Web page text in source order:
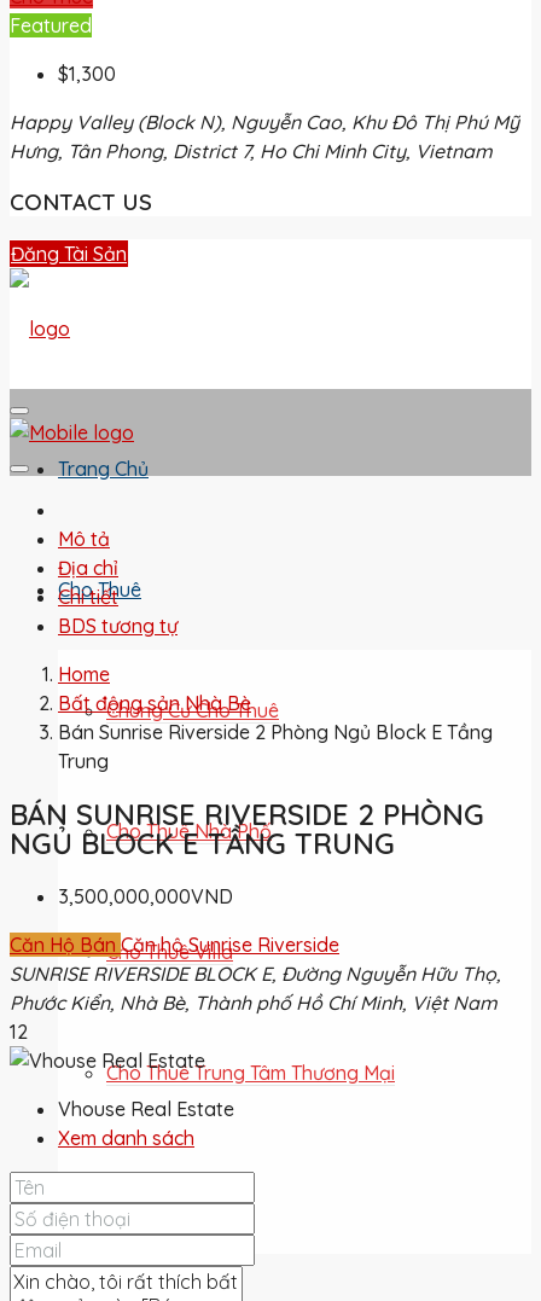
Featured
$1,300
Happy Valley (Block N), Nguyễn Cao, Khu Đô Thị Phú Mỹ
Hưng, Tân Phong, District 7, Ho Chi Minh City, Vietnam
CONTACT US
Đăng Tài Sản
Trang Chủ
Cho Thuê
Chung Cư Cho Thuê
Cho Thuê Nhà Phố
Cho Thuê Villa
Cho Thuê Trung Tâm Thương Mại
Mô tả
Địa chỉ
Chi tiết
BDS tương tự
Home
Bất động sản Nhà Bè
Bán Sunrise Riverside 2 Phòng Ngủ Block E Tầng
Trung
BÁN SUNRISE RIVERSIDE 2 PHÒNG
NGỦ BLOCK E TẦNG TRUNG
3,500,000,000VND
Căn Hộ Bán Căn hộ Sunrise Riverside
SUNRISE RIVERSIDE BLOCK E, Đường Nguyễn Hữu Thọ,
Phước Kiển, Nhà Bè, Thành phố Hồ Chí Minh, Việt Nam
12
Vhouse Real Estate
Xem danh sách